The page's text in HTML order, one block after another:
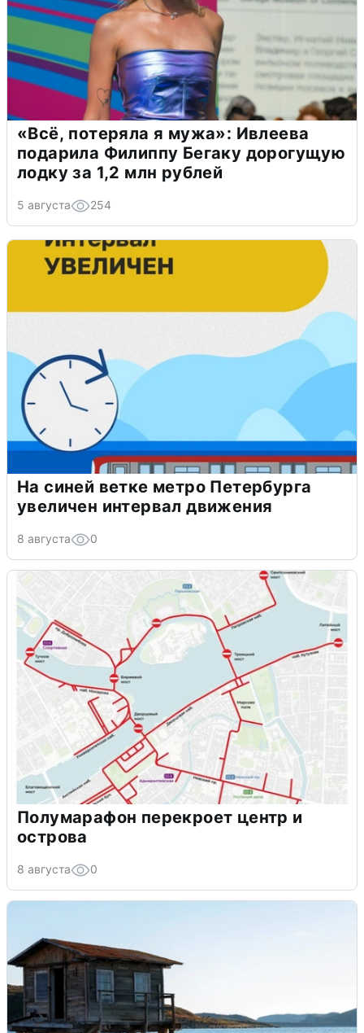
«Всё, потеряла я мужа»: Ивлеева
подарила Филиппу Бегаку дорогущую
лодку за 1,2 млн рублей
5 августа 254
На синей ветке метро Петербурга
увеличен интервал движения
8 августа 0
Полумарафон перекроет центр и
острова
8 августа 0